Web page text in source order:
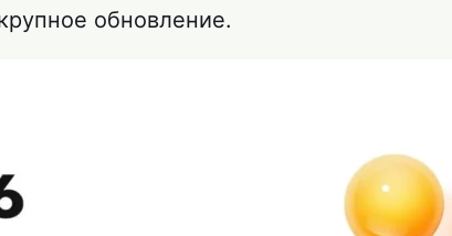
обновление.